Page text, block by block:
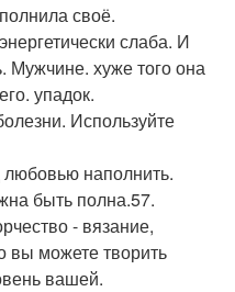
своё.
слаба. И
Мужчине. хуже того она
упадок.
Используйте
наполнить.
быть полна.57.
- вязание,
вы можете творить
вашей.